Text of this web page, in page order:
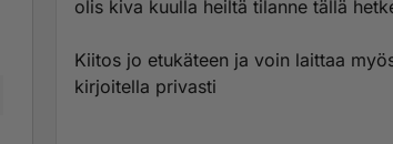
olis kiva kuulla heiltä tilanne tällä
Kiitos jo etukäteen ja voin laittaa
kirjoitella privasti